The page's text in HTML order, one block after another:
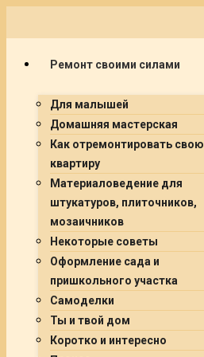
Ремонт своими силами
Для малышей
Домашняя мастерская
Как отремонтировать свою
квартиру
Материаловедение для
штукатуров, плиточников,
мозаичников
Некоторые советы
Оформление сада и
пришкольного участка
Самоделки
Ты и твой дом
Коротко и интересно